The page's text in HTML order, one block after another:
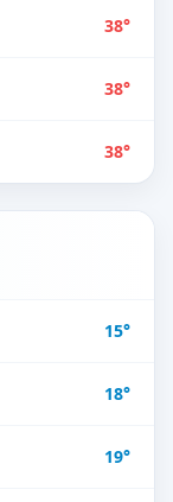
38°
38°
38°
15°
18°
19°